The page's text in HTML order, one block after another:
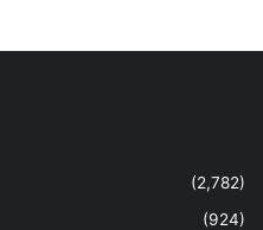
(2,782)
(924)